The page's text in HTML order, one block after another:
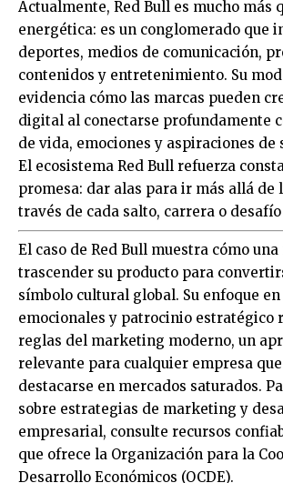
Actualmente, Red Bull es mucho más
energética: es un conglomerado que
deportes, medios de comunicación,
contenidos y entretenimiento. Su
evidencia cómo las marcas pueden
digital al conectarse profundamente
de vida, emociones y aspiraciones de
El ecosistema Red Bull refuerza
promesa: dar alas para ir más allá de
través de cada salto, carrera o
El caso de Red Bull muestra cómo
trascender su producto para
símbolo cultural global. Su enfoque
emocionales y patrocinio estratégico
reglas del marketing moderno, un
relevante para cualquier empresa que
destacarse en mercados saturados.
sobre estrategias de marketing y
empresarial, consulte recursos
que ofrece la Organización para la
Desarrollo Económicos (OCDE).